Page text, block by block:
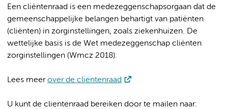
Een cliëntenraad is een medezeggenschapsorgaan dat de
gemeenschappelijke belangen behartigt van patiënten
(cliënten) in zorginstellingen, zoals ziekenhuizen. De
wettelijke basis is de Wet medezeggenschap cliënten
zorginstellingen (Wmcz 2018).
Lees meerover de cliëntenraad
U kunt de clientenraad bereiken door te mailen naar: